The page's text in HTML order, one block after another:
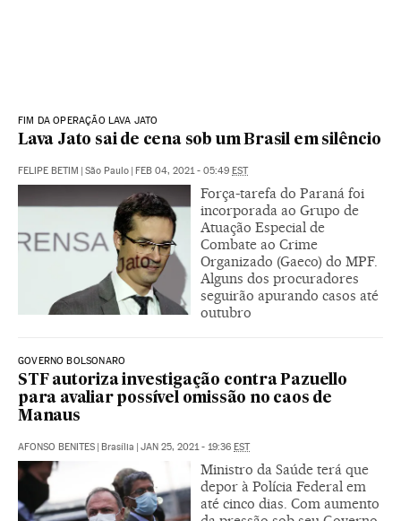
FIM DA OPERAÇÃO LAVA JATO
Lava Jato sai de cena sob um Brasil em silêncio
FELIPE BETIM | São Paulo | FEB 04, 2021 - 05:49 EST
Força-tarefa do Paraná foi
incorporada ao Grupo de
Atuação Especial de
Combate ao Crime
Organizado (Gaeco) do MPF.
Alguns dos procuradores
seguirão apurando casos até
outubro
GOVERNO BOLSONARO
STF autoriza investigação contra Pazuello
para avaliar possível omissão no caos de
Manaus
AFONSO BENITES | Brasília | JAN 25, 2021 - 19:36 EST
Ministro da Saúde terá que
depor à Polícia Federal em
até cinco dias. Com aumento